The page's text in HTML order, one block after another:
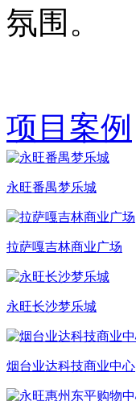
氛围。
项目案例
永旺番禺梦乐城
拉萨嘎吉林商业广场
永旺长沙梦乐城
烟台业达科技商业中心